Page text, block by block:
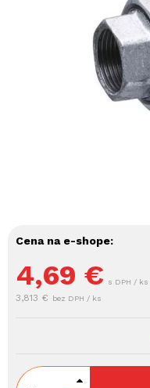
Cena na e-shope:
4,69 € s DPH / ks
3,813 € bez DPH / ks